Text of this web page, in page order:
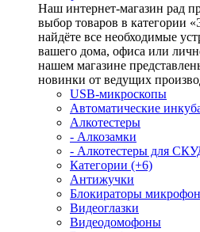
Наш интернет-магазин рад
выбор товаров в категории
найдёте все необходимые
вашего дома, офиса или
нашем магазине
новинки от ведущих
USB-микроскопы
Автоматические
Алкотестеры
- Алкозамки
- Алкотестеры для
Категории (+6)
Антижучки
Блокираторы
Видеоглазки
Видеодомофоны